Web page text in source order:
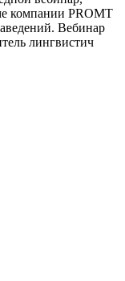
компании PROMT
Вебинар
лингвистич